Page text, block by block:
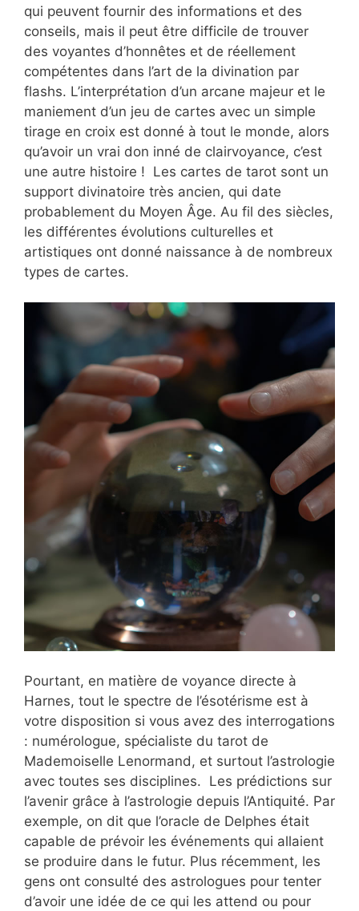
qui peuvent fournir des informations et des
conseils, mais il peut être difficile de trouver
des voyantes d’honnêtes et de réellement
compétentes dans l’art de la divination par
flashs. L’interprétation d’un arcane majeur et le
maniement d’un jeu de cartes avec un simple
tirage en croix est donné à tout le monde, alors
qu’avoir un vrai don inné de clairvoyance, c’est
une autre histoire ! Les cartes de tarot sont un
support divinatoire très ancien, qui date
probablement du Moyen Âge. Au fil des siècles,
les différentes évolutions culturelles et
artistiques ont donné naissance à de nombreux
types de cartes.
Pourtant, en matière de voyance directe à
Harnes, tout le spectre de l’ésotérisme est à
votre disposition si vous avez des interrogations
: numérologue, spécialiste du tarot de
Mademoiselle Lenormand, et surtout l’astrologie
avec toutes ses disciplines. Les prédictions sur
l’avenir grâce à l’astrologie depuis l’Antiquité. Par
exemple, on dit que l’oracle de Delphes était
capable de prévoir les événements qui allaient
se produire dans le futur. Plus récemment, les
gens ont consulté des astrologues pour tenter
d’avoir une idée de ce qui les attend ou pour